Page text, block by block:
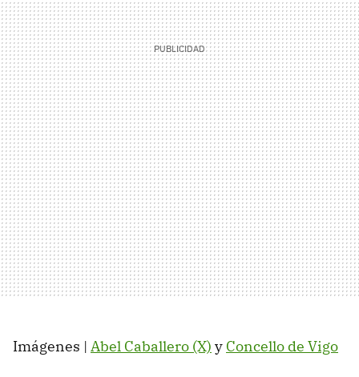
Imágenes | Abel Caballero (X) y Concello de Vigo